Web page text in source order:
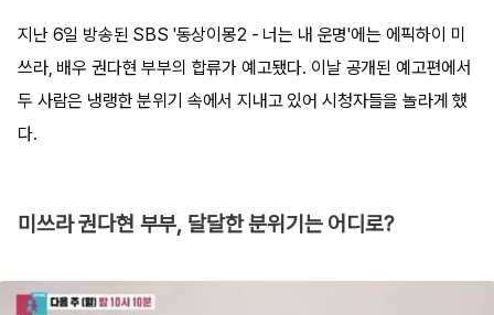
지난 6일 방송된 SBS '동상이몽2 - 너는 내 운명'에는 에픽하이 미
쓰라, 배우 권다현 부부의 합류가 예고됐다. 이날 공개된 예고편에서
두 사람은 냉랭한 분위기 속에서 지내고 있어 시청자들을 놀라게 했
다.
미쓰라 권다현 부부, 달달한 분위기는 어디로?